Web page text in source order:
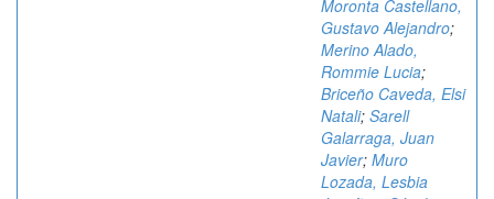
Moronta Castellano,
Gustavo Alejandro;
Merino Alado,
Rommie Lucia;
Briceño Caveda, Elsi
Natali; Sarell
Galarraga, Juan
Javier; Muro
Lozada, Lesbia